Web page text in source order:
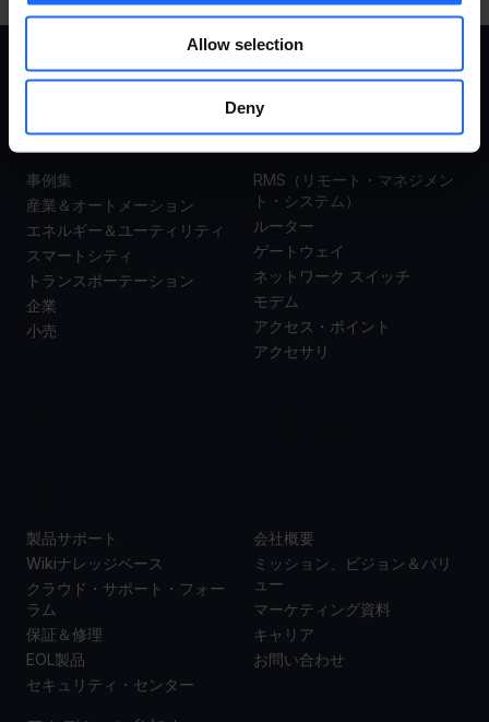
Allow selection
Deny
事例集
事例集
産業＆オートメーション
エネルギー＆ユーティリティ
スマートシティ
トランスポーテーション
企業
小売
製品
RMS（リモート・マネジメン
ト・システム）
ルーター
ゲートウェイ
ネットワーク スイッチ
モデム
アクセス・ポイント
アクセサリ
製品サポート
Wikiナレッジベース
クラウド・サポート・フォー
ラム
保証＆修理
EOL製品
セキュリティ・センター
会社概要
ミッション、ビジョン＆バリ
ュー
マーケティング資料
キャリア
お問い合わせ